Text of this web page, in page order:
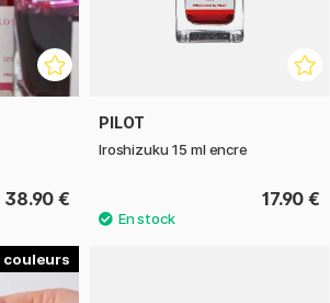
38.90 €
PILOT
Iroshizuku 15 ml encre
17.90 €